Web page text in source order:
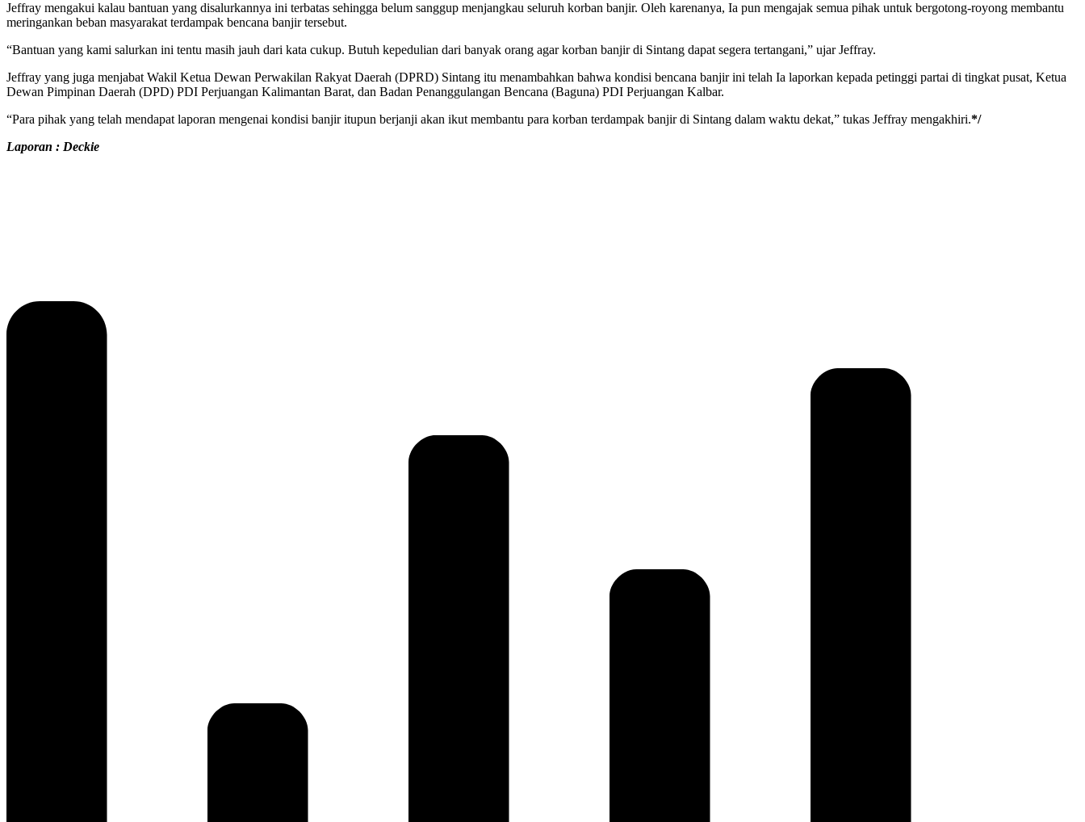
Jeffray mengakui kalau bantuan yang disalurkannya ini terbatas sehingga belum sanggup menjangkau seluruh korban banjir. Oleh karenanya, Ia pun mengajak semua pihak untuk bergotong-royong membantu
meringankan beban masyarakat terdampak bencana banjir tersebut.
“Bantuan yang kami salurkan ini tentu masih jauh dari kata cukup. Butuh kepedulian dari banyak orang agar korban banjir di Sintang dapat segera tertangani,” ujar Jeffray.
Jeffray yang juga menjabat Wakil Ketua Dewan Perwakilan Rakyat Daerah (DPRD) Sintang itu menambahkan bahwa kondisi bencana banjir ini telah Ia laporkan kepada petinggi partai di tingkat pusat, Ketua
Dewan Pimpinan Daerah (DPD) PDI Perjuangan Kalimantan Barat, dan Badan Penanggulangan Bencana (Baguna) PDI Perjuangan Kalbar.
“Para pihak yang telah mendapat laporan mengenai kondisi banjir itupun berjanji akan ikut membantu para korban terdampak banjir di Sintang dalam waktu dekat,” tukas Jeffray mengakhiri.*/
Laporan : Deckie